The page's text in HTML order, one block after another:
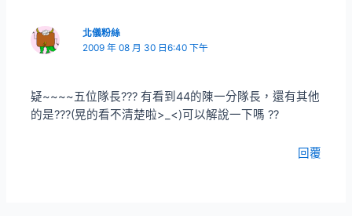
北儀粉絲
2009 年 08 月 30 日6:40 下午
疑~~~~五位隊長??? 有看到44的陳一分隊長，還有其他
的是???(晃的看不清楚啦>_<)可以解說一下嗎 ??
回覆